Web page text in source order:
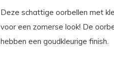
Deze schattige oorbellen met
voor een zomerse look! De
hebben een goudkleurige finish.